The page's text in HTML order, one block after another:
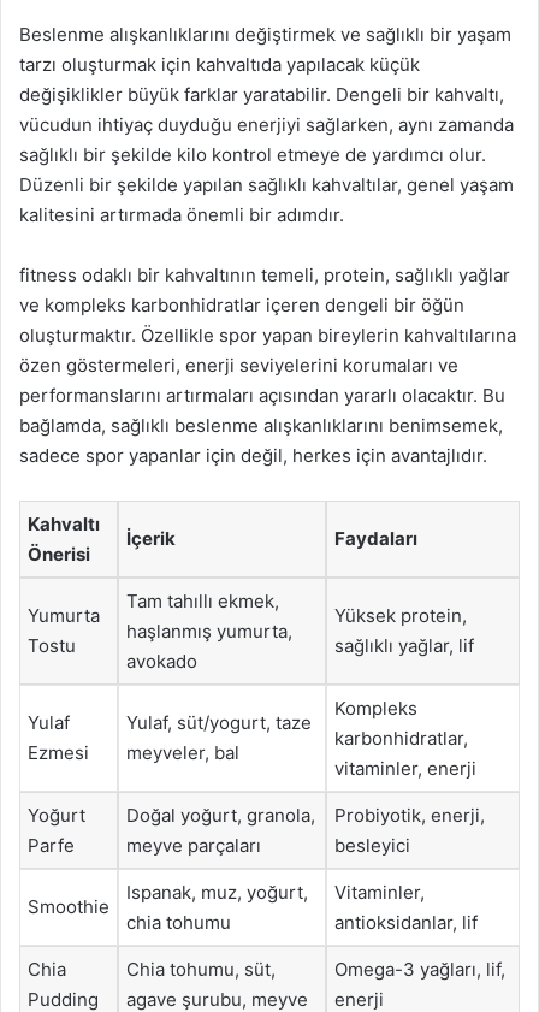
Beslenme alışkanlıklarını değiştirmek ve sağlıklı bir yaşam
tarzı oluşturmak için kahvaltıda yapılacak küçük
değişiklikler büyük farklar yaratabilir. Dengeli bir kahvaltı,
vücudun ihtiyaç duyduğu enerjiyi sağlarken, aynı zamanda
sağlıklı bir şekilde kilo kontrol etmeye de yardımcı olur.
Düzenli bir şekilde yapılan sağlıklı kahvaltılar, genel yaşam
kalitesini artırmada önemli bir adımdır.
fitness odaklı bir kahvaltının temeli, protein, sağlıklı yağlar
ve kompleks karbonhidratlar içeren dengeli bir öğün
oluşturmaktır. Özellikle spor yapan bireylerin kahvaltılarına
özen göstermeleri, enerji seviyelerini korumaları ve
performanslarını artırmaları açısından yararlı olacaktır. Bu
bağlamda, sağlıklı beslenme alışkanlıklarını benimsemek,
sadece spor yapanlar için değil, herkes için avantajlıdır.
Kahvaltı
Önerisi
İçerik Faydaları
Yumurta
Tostu
Tam tahıllı ekmek,
haşlanmış yumurta,
avokado
Yüksek protein,
sağlıklı yağlar, lif
Yulaf
Ezmesi
Yulaf, süt/yogurt, taze
meyveler, bal
Kompleks
karbonhidratlar,
vitaminler, enerji
Yoğurt
Parfe
Doğal yoğurt, granola,
meyve parçaları
Probiyotik, enerji,
besleyici
Smoothie
Ispanak, muz, yoğurt,
chia tohumu
Vitaminler,
antioksidanlar, lif
Chia
Pudding
Chia tohumu, süt,
agave şurubu, meyve
Omega-3 yağları, lif,
enerji